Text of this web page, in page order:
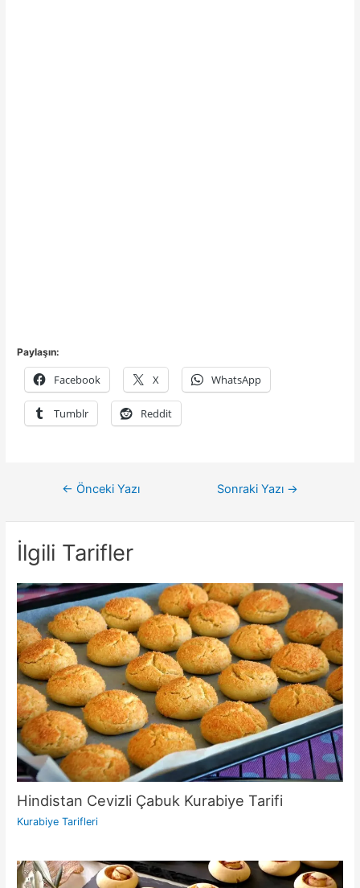
Paylaşın:
Facebook X WhatsApp
Tumblr Reddit
← Önceki Yazı Sonraki Yazı →
İlgili Tarifler
Hindistan Cevizli Çabuk Kurabiye Tarifi
Kurabiye Tarifleri